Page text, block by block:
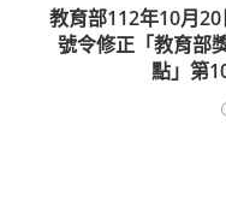
教育部112年10月
號令修正「教育部
點」第